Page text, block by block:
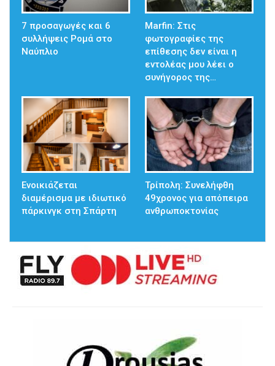
7 προσαγωγές και 6
συλλήψεις Ρομά στο
Ναύπλιο
Marfin: Στις
φωτογραφίες της
επίθεσης δεν είναι η
εντολέας μου λέει ο
συνήγορος της…
Ενοικιάζεται
διαμέρισμα με ιδιωτικό
πάρκινγκ στη Σπάρτη
Τρίπολη: Συνελήφθη
49χρονος για απόπειρα
ανθρωποκτονίας